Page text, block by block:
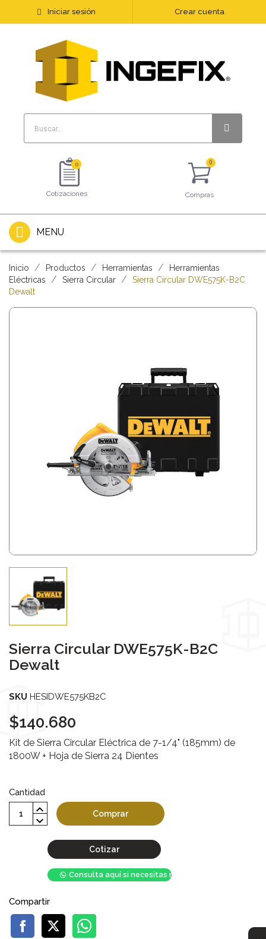
Iniciar sesión Crear cuenta
0
Cotizaciones Compras
MENU
Inicio Productos Herramientas
Herramientas
Eléctricas
Sierra Circular
Sierra Circular DWE575K-B2C
Dewalt
Sierra Circular DWE575K-B2C
Dewalt
SKU HESIDWE575KB2C
$140.680
Kit de Sierra Circular Eléctrica de 7-1/4" (185mm) de
1800W + Hoja de Sierra 24 Dientes
Cantidad
Comprar
Cotizar
Consulta aquí si necesitas mayor stock
Compartir